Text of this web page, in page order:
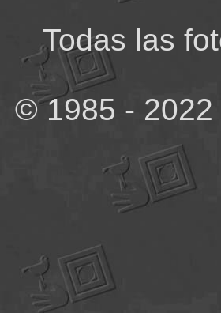
Todas las
©1985 - 2022